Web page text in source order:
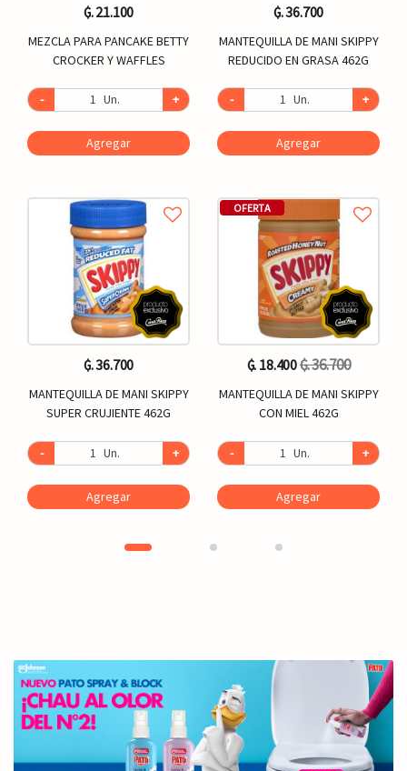
₲. 21.100
MEZCLA PARA PANCAKE BETTY
CROCKER Y WAFFLES
- Un. +
Agregar
₲. 36.700
MANTEQUILLA DE MANI SKIPPY
SUPER CRUJIENTE 462G
- Un. +
Agregar
₲. 36.700
MANTEQUILLA DE MANI SKIPPY
REDUCIDO EN GRASA 462G
- Un. +
Agregar
OFERTA
₲. 18.400₲. 36.700
MANTEQUILLA DE MANI SKIPPY
CON MIEL 462G
- Un. +
Agregar